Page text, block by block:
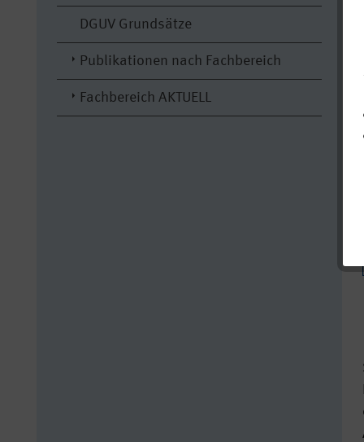
DGUV Grundsätze
Publikationen nach Fachbereich
Fachbereich AKTUELL